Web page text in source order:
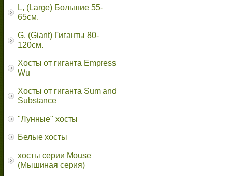
L, (Large) Большие 55-
65cм.
G, (Giant) Гиганты 80-
120см.
Хосты от гиганта Empress
Wu
Хосты от гиганта Sum and
Substance
"Лунные" хосты
Белые хосты
хосты серии Mouse
(Мышиная серия)